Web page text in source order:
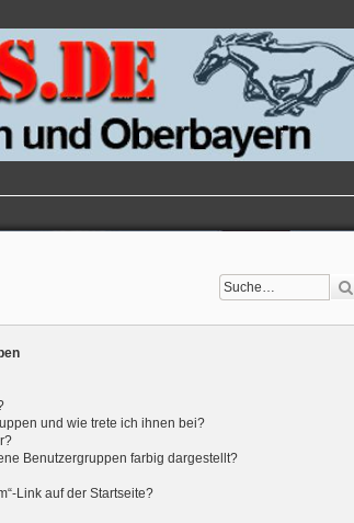
und wie trete ich ihnen bei?
Benutzergruppen farbig dargestellt?
Link auf der Startseite?